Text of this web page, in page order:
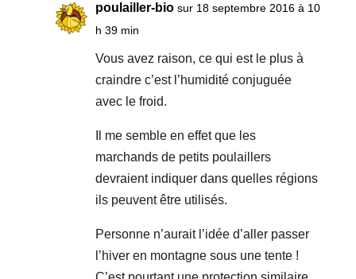
poulailler-bio sur 18 septembre 2016 à 10
h 39 min
Vous avez raison, ce qui est le plus à
craindre c’est l’humidité conjuguée
avec le froid.
Il me semble en effet que les
marchands de petits poulaillers
devraient indiquer dans quelles régions
ils peuvent être utilisés.
Personne n’aurait l’idée d’aller passer
l’hiver en montagne sous une tente !